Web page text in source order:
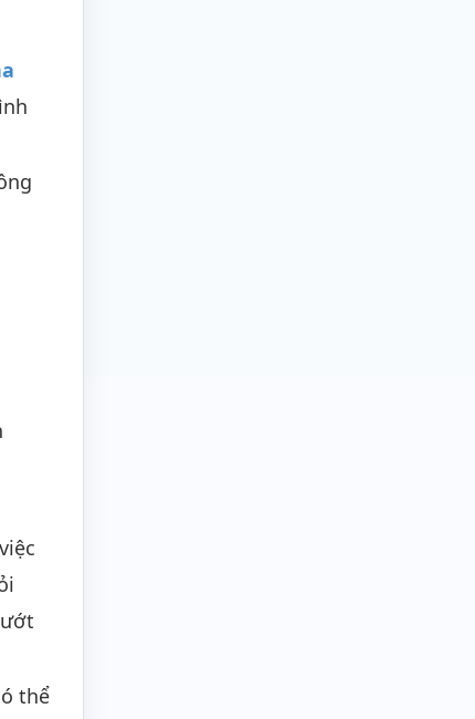
thể